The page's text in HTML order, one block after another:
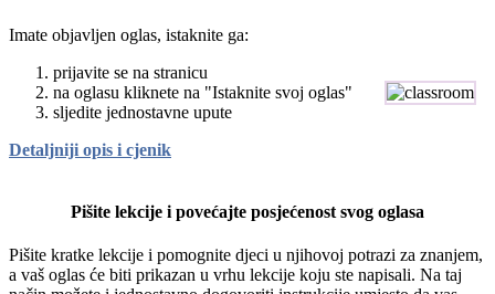
Imate objavljen oglas, istaknite ga:
prijavite se na stranicu
na oglasu kliknete na "Istaknite svoj oglas"
sljedite jednostavne upute
Detaljniji opis i cjenik
Pišite lekcije i povećajte posjećenost svog oglasa
Pišite kratke lekcije i pomognite djeci u njihovoj potrazi za znanjem,
a vaš oglas će biti prikazan u vrhu lekcije koju ste napisali. Na taj